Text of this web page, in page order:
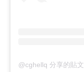
@cghellq 分享的貼文